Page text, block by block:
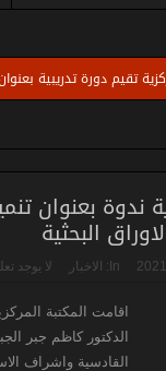
تدريبية بعنوان :(دور
ندوة بعنوان
البحثية
In: الاخبار لا يوجد
اقامت المكتبة
الدكتور كاظم جبر
القادسية واشراف